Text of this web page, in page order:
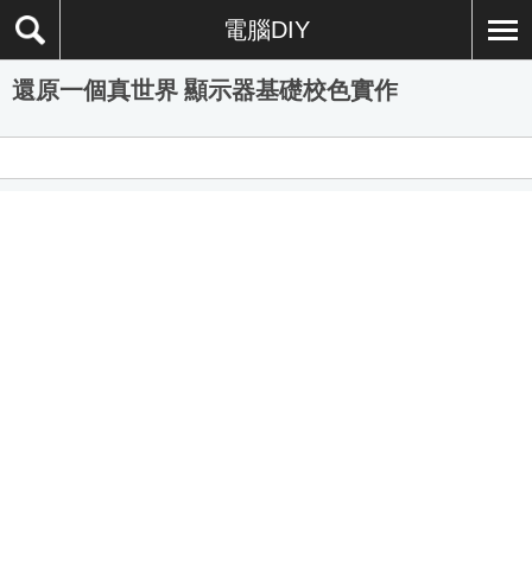
電腦DIY
還原一個真世界 顯示器基礎校色實作